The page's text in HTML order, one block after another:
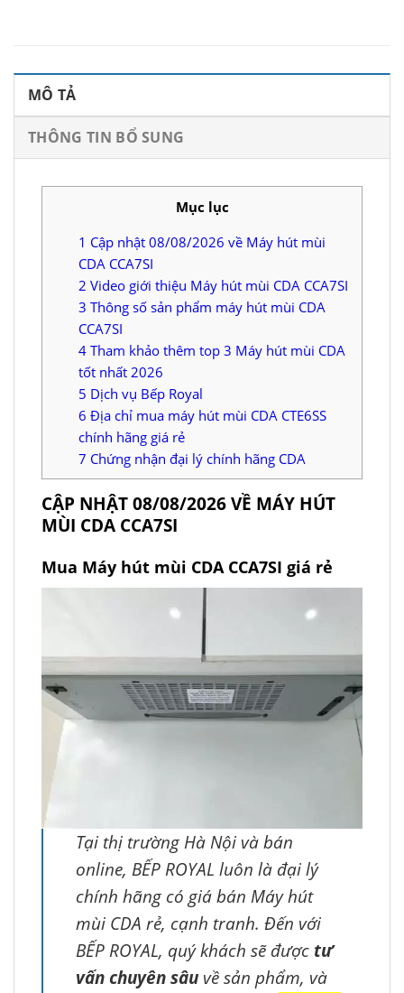
MÔ TẢ
THÔNG TIN BỔ SUNG
Mục lục
1 Cập nhật 08/08/2026 về Máy hút mùi
CDA CCA7SI
2 Video giới thiệu Máy hút mùi CDA CCA7SI
3 Thông số sản phẩm máy hút mùi CDA
CCA7SI
4 Tham khảo thêm top 3 Máy hút mùi CDA
tốt nhất 2026
5 Dịch vụ Bếp Royal
6 Địa chỉ mua máy hút mùi CDA CTE6SS
chính hãng giá rẻ
7 Chứng nhận đại lý chính hãng CDA
CẬP NHẬT 08/08/2026 VỀ MÁY HÚT
MÙI CDA CCA7SI
Mua Máy hút mùi CDA CCA7SI giá rẻ
Tại thị trường Hà Nội và bán
online, BẾP ROYAL luôn là đại lý
chính hãng có giá bán Máy hút
mùi CDA rẻ, cạnh tranh. Đến với
BẾP ROYAL, quý khách sẽ được tư
vấn chuyên sâu về sản phẩm, và